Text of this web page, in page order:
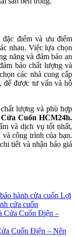
đặc điểm và ưu điểm
nhau. Việc lựa chọn
năng và đảm bảo an
bảo chất lượng và
các nhà cung cấp
, để được tư vấn và hỗ
lượng và phù hợp
Cửa Cuốn HCM24h.
và dịch vụ tốt nhất,
công trình của bạn.
tiết và nhận báo giá
Lợi
cửa cuốn
Cuốn Điện – Nên